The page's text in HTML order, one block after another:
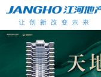
怀揣初心，家音新序
江河地产成功晋升国家房地